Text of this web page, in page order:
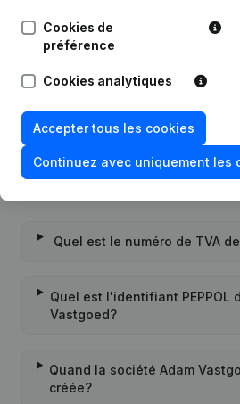
Succursale,
Quel est le numéro de TVA
Quel est l'identifiant PEPPOL
Vastgoed?
Quand la société Adam
créée?
Cookies de
préférence
Cookies analytiques
Accepter tous les cookies
Continuez avec uniquement les